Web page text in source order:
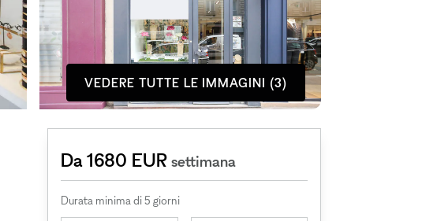
VEDERE TUTTE LE IMMAGINI (3)
Da 1680 EURsettimana
Durata minima di 5 giorni